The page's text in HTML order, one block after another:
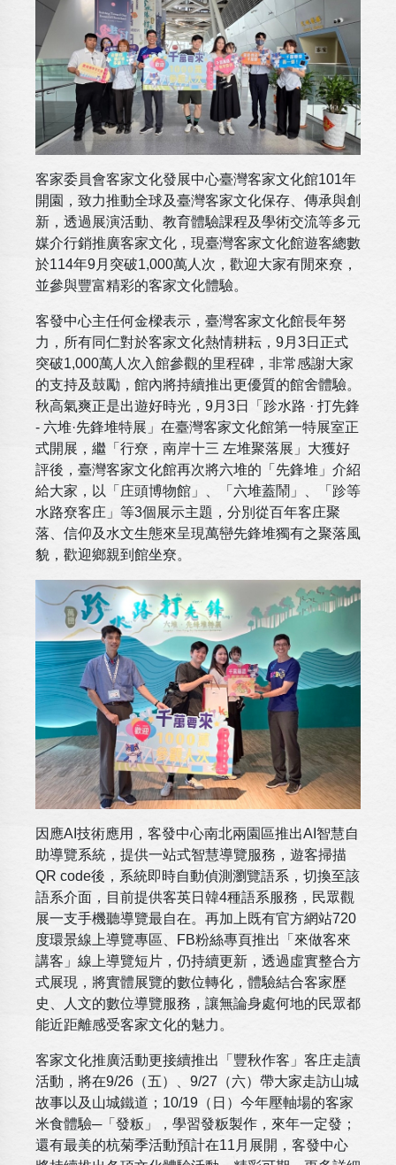
客家委員會客家文化發展中心臺灣客家文化館101年
開園，致力推動全球及臺灣客家文化保存、傳承與創
新，透過展演活動、教育體驗課程及學術交流等多元
媒介行銷推廣客家文化，現臺灣客家文化館遊客總數
於114年9月突破1,000萬人次，歡迎大家有閒來尞，
並參與豐富精彩的客家文化體驗。
客發中心主任何金樑表示，臺灣客家文化館長年努
力，所有同仁對於客家文化熱情耕耘，9月3日正式
突破1,000萬人次入館參觀的里程碑，非常感謝大家
的支持及鼓勵，館內將持續推出更優質的館舍體驗。
秋高氣爽正是出遊好時光，9月3日「跈水路 · 打先鋒
- 六堆·先鋒堆特展」在臺灣客家文化館第一特展室正
式開展，繼「行尞，南岸十三 左堆聚落展」大獲好
評後，臺灣客家文化館再次將六堆的「先鋒堆」介紹
給大家，以「庄頭博物館」、「六堆蓋鬧」、「跈等
水路尞客庄」等3個展示主題，分別從百年客庄聚
落、信仰及水文生態來呈現萬巒先鋒堆獨有之聚落風
貌，歡迎鄉親到館坐尞。
因應AI技術應用，客發中心南北兩園區推出AI智慧自
助導覽系統，提供一站式智慧導覽服務，遊客掃描
QR code後，系統即時自動偵測瀏覽語系，切換至該
語系介面，目前提供客英日韓4種語系服務，民眾觀
展一支手機聽導覽最自在。再加上既有官方網站720
度環景線上導覽專區、FB粉絲專頁推出「來做客來
講客」線上導覽短片，仍持續更新，透過虛實整合方
式展現，將實體展覽的數位轉化，體驗結合客家歷
史、人文的數位導覽服務，讓無論身處何地的民眾都
能近距離感受客家文化的魅力。
客家文化推廣活動更接續推出「豐秋作客」客庄走讀
活動，將在9/26（五）、9/27（六）帶大家走訪山城
故事以及山城鐵道；10/19（日）今年壓軸場的客家
米食體驗─「發粄」，學習發粄製作，來年一定發；
還有最美的杭菊季活動預計在11月展開，客發中心